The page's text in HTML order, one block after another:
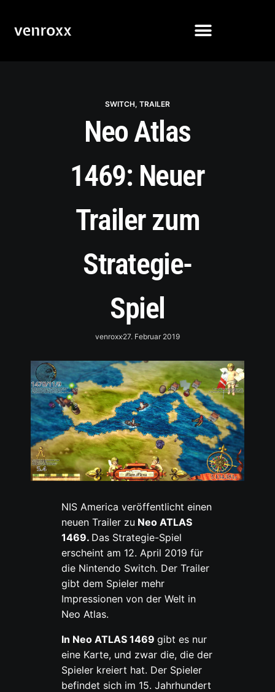
SWITCH, TRAILER
Neo Atlas
1469: Neuer
Trailer zum
Strategie-
Spiel
venroxx27. Februar 2019
NIS America veröffentlicht einen
neuen Trailer zu Neo ATLAS
1469. Das Strategie-Spiel
erscheint am 12. April 2019 für
die Nintendo Switch. Der Trailer
gibt dem Spieler mehr
Impressionen von der Welt in
Neo Atlas.
In Neo ATLAS 1469gibt es nur
eine Karte, und zwar die, die der
Spieler kreiert hat. Der Spieler
befindet sich im 15. Jahrhundert